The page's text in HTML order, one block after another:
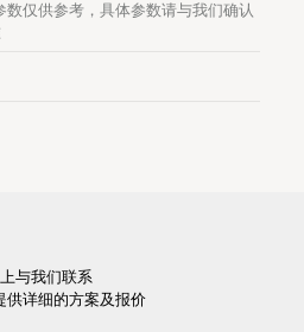
数仅供参考，具体参数请与我们确认
与我们联系
供详细的方案及报价